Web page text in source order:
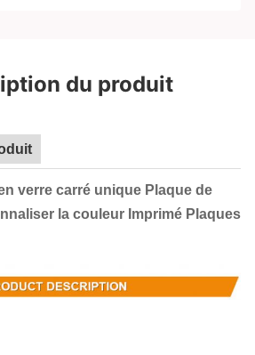
du produit
verre carré unique Plaque de
la couleur Imprimé Plaques